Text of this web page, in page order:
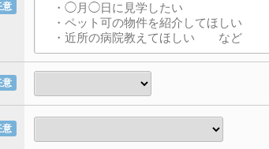
意
意
意